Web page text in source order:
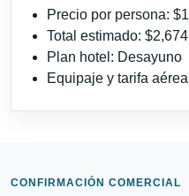
Precio por persona:
Total estimado:
Plan hotel: Desayuno
Equipaje y tarifa
CONFIRMACIÓN COMERCIAL